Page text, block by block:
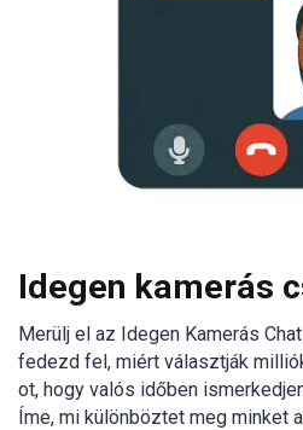
Idegen kamerás
Merülj el az Idegen Kamerás
fedezd fel, miért választják
ot, hogy valós időben
Íme, mi különböztet meg minket